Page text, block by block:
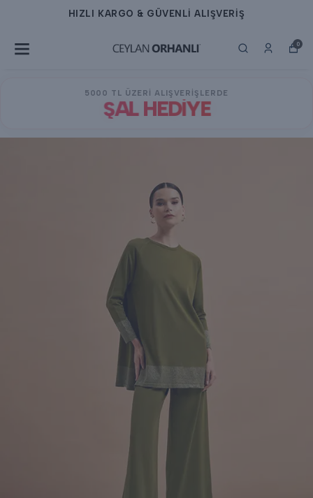
ALIŞVERİŞ HIZLI KARGO &
0
5000 TL ÜZERİ ALIŞVERİŞLERDE
ŞAL HEDİYE